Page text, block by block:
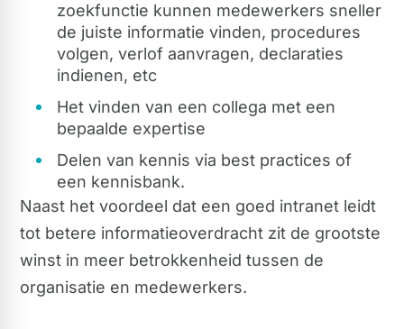
zoekfunctie kunnen medewerkers sneller
de juiste informatie vinden, procedures
volgen, verlof aanvragen, declaraties
indienen, etc
Het vinden van een collega met een
bepaalde expertise
Delen van kennis via best practices of
een kennisbank.
Naast het voordeel dat een goed intranet leidt
tot betere informatieoverdracht zit de grootste
winst in meer betrokkenheid tussen de
organisatie en medewerkers.